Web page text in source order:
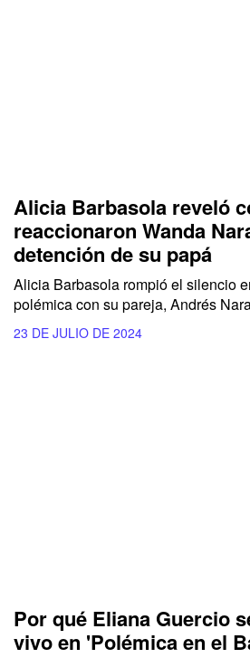
Alicia Barbasola reveló
reaccionaron Wanda
detención de su papá
Alicia Barbasola rompió el silencio
polémica con su pareja, Andrés
23 DE JULIO DE 2024
Por qué Eliana Guercio
vivo en 'Polémica en el